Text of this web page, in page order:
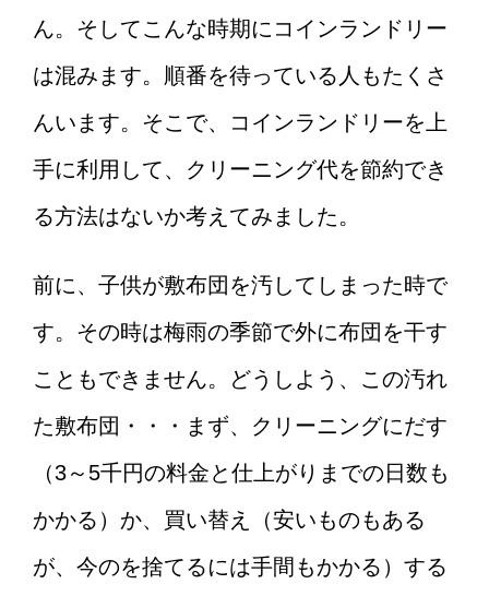
方法とは
う！？その心理に迫ります！
グはいつがいい？
バイクを始める女性初心者に
おすすめなバイクと操作のコ
レンタルしたDVDが途中で止
まる場合、お店側にも伝えま
ん。そしてこんな時期にコインランドリー
は混みます。順番を待っている人もたくさ
んいます。そこで、コインランドリーを上
手に利用して、クリーニング代を節約でき
る方法はないか考えてみました。
前に、子供が敷布団を汚してしまった時で
す。その時は梅雨の季節で外に布団を干す
こともできません。どうしよう、この汚れ
た敷布団・・・まず、クリーニングにだす
（3～5千円の料金と仕上がりまでの日数も
かかる）か、買い替え（安いものもある
が、今のを捨てるには手間もかかる）する